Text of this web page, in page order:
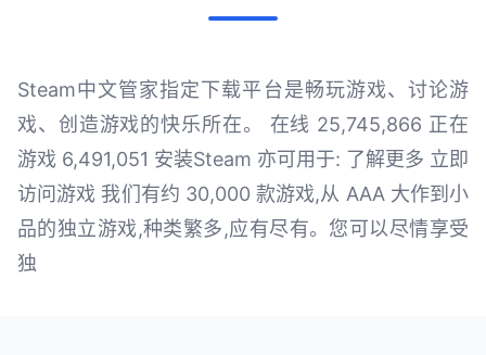
Steam中文管家指定下载平台是畅玩游戏、讨论游
戏、创造游戏的快乐所在。 在线 25,745,866 正在
游戏 6,491,051 安装Steam 亦可用于: 了解更多 立即
访问游戏 我们有约 30,000 款游戏,从 AAA 大作到小
品的独立游戏,种类繁多,应有尽有。您可以尽情享受
独